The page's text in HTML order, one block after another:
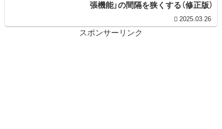
張機能」の間隔を狭くする（修正版）
2025.03.26
スポンサーリンク